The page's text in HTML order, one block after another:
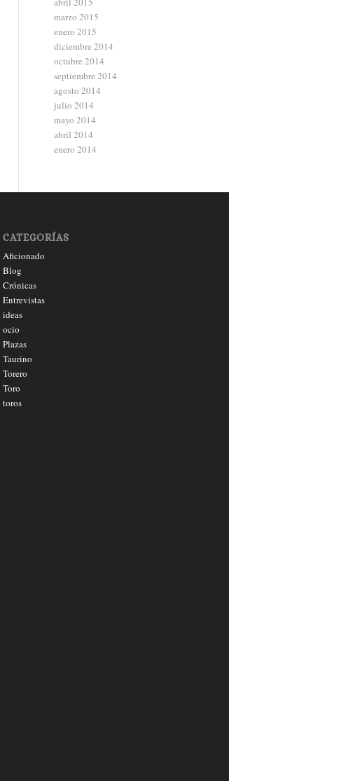
marzo 2015
enero 2015
diciembre 2014
octubre 2014
septiembre 2014
agosto 2014
julio 2014
mayo 2014
abril 2014
enero 2014
CATEGORÍAS
Aficionado
Blog
Crónicas
Entrevistas
ideas
ocio
Plazas
Taurino
Torero
Toro
toros